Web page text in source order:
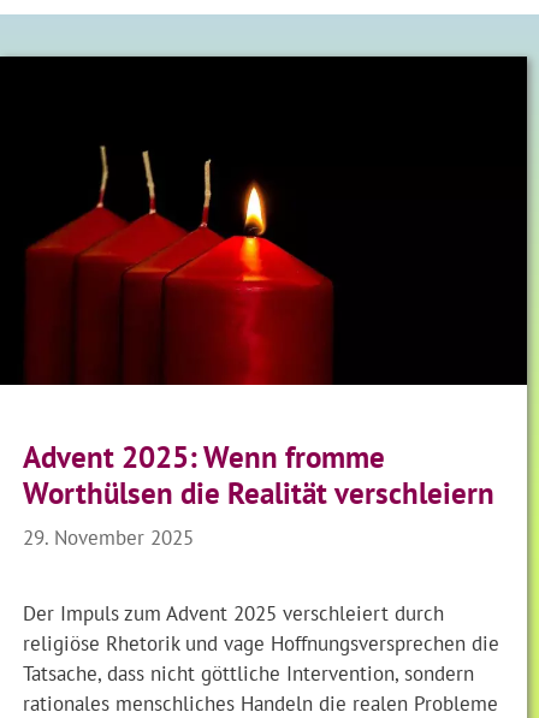
Advent 2025: Wenn fromme
Worthülsen die Realität verschleiern
29. November 2025
Der Impuls zum Advent 2025 verschleiert durch
religiöse Rhetorik und vage Hoffnungsversprechen die
Tatsache, dass nicht göttliche Intervention, sondern
rationales menschliches Handeln die realen Probleme